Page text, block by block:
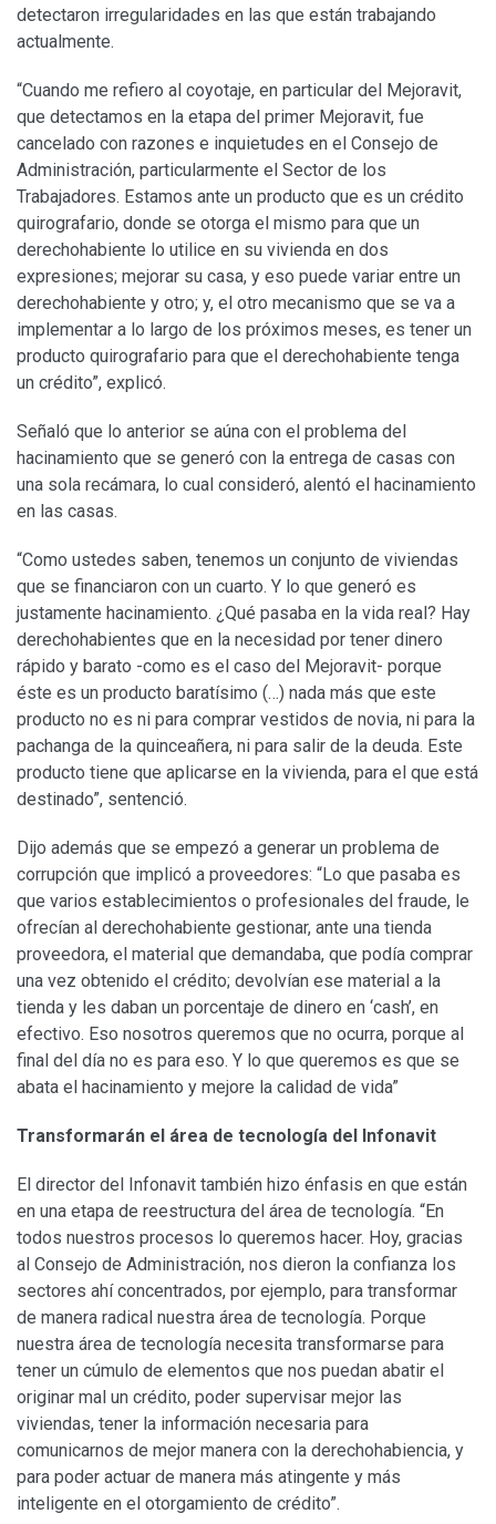
detectaron irregularidades en las que están trabajando
actualmente.
“Cuando me refiero al coyotaje, en particular del Mejoravit,
que detectamos en la etapa del primer Mejoravit, fue
cancelado con razones e inquietudes en el Consejo de
Administración, particularmente el Sector de los
Trabajadores. Estamos ante un producto que es un crédito
quirografario, donde se otorga el mismo para que un
derechohabiente lo utilice en su vivienda en dos
expresiones; mejorar su casa, y eso puede variar entre un
derechohabiente y otro; y, el otro mecanismo que se va a
implementar a lo largo de los próximos meses, es tener un
producto quirografario para que el derechohabiente tenga
un crédito”, explicó.
Señaló que lo anterior se aúna con el problema del
hacinamiento que se generó con la entrega de casas con
una sola recámara, lo cual consideró, alentó el hacinamiento
en las casas.
“Como ustedes saben, tenemos un conjunto de viviendas
que se financiaron con un cuarto. Y lo que generó es
justamente hacinamiento. ¿Qué pasaba en la vida real? Hay
derechohabientes que en la necesidad por tener dinero
rápido y barato -como es el caso del Mejoravit- porque
éste es un producto baratísimo (…) nada más que este
producto no es ni para comprar vestidos de novia, ni para la
pachanga de la quinceañera, ni para salir de la deuda. Este
producto tiene que aplicarse en la vivienda, para el que está
destinado”, sentenció.
Dijo además que se empezó a generar un problema de
corrupción que implicó a proveedores: “Lo que pasaba es
que varios establecimientos o profesionales del fraude, le
ofrecían al derechohabiente gestionar, ante una tienda
proveedora, el material que demandaba, que podía comprar
una vez obtenido el crédito; devolvían ese material a la
tienda y les daban un porcentaje de dinero en ‘cash’, en
efectivo. Eso nosotros queremos que no ocurra, porque al
final del día no es para eso. Y lo que queremos es que se
abata el hacinamiento y mejore la calidad de vida”
Transformarán el área de tecnología del Infonavit
El director del Infonavit también hizo énfasis en que están
en una etapa de reestructura del área de tecnología. “En
todos nuestros procesos lo queremos hacer. Hoy, gracias
al Consejo de Administración, nos dieron la confianza los
sectores ahí concentrados, por ejemplo, para transformar
de manera radical nuestra área de tecnología. Porque
nuestra área de tecnología necesita transformarse para
tener un cúmulo de elementos que nos puedan abatir el
originar mal un crédito, poder supervisar mejor las
viviendas, tener la información necesaria para
comunicarnos de mejor manera con la derechohabiencia, y
para poder actuar de manera más atingente y más
inteligente en el otorgamiento de crédito”.